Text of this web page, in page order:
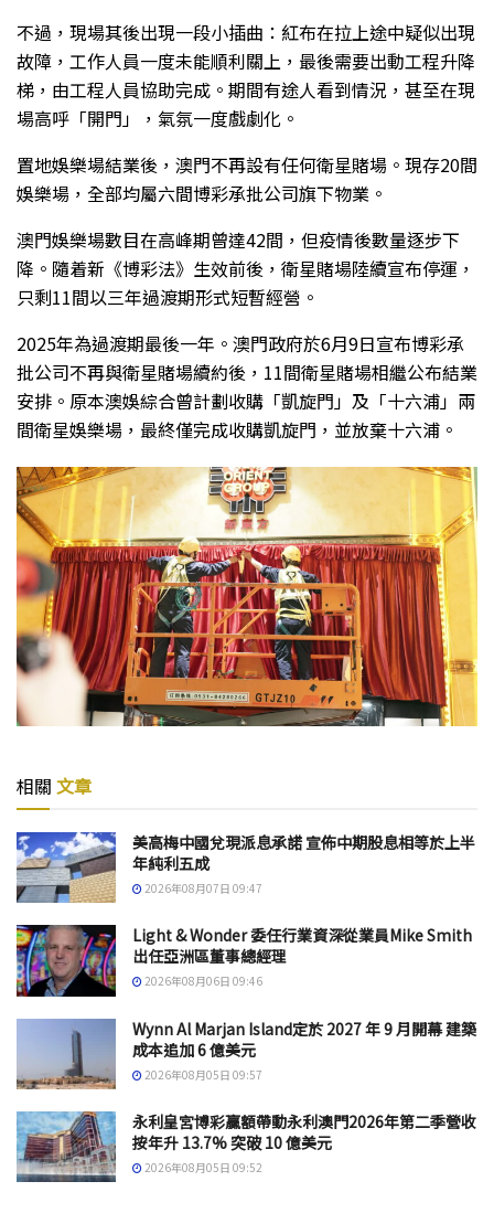
不過，現場其後出現一段小插曲：紅布在拉上途中疑似出現
故障，工作人員一度未能順利關上，最後需要出動工程升降
梯，由工程人員協助完成。期間有途人看到情況，甚至在現
場高呼「開門」，氣氛一度戲劇化。
置地娛樂場結業後，澳門不再設有任何衛星賭場。現存20間
娛樂場，全部均屬六間博彩承批公司旗下物業。
澳門娛樂場數目在高峰期曾達42間，但疫情後數量逐步下
降。隨着新《博彩法》生效前後，衛星賭場陸續宣布停運，
只剩11間以三年過渡期形式短暫經營。
2025年為過渡期最後一年。澳門政府於6月9日宣布博彩承
批公司不再與衛星賭場續約後，11間衛星賭場相繼公布結業
安排。原本澳娛綜合曾計劃收購「凱旋門」及「十六浦」兩
間衛星娛樂場，最終僅完成收購凱旋門，並放棄十六浦。
相關 文章
美高梅中國兌現派息承諾 宣佈中期股息相等於上半
年純利五成
2026年08月07日 09:47
Light & Wonder 委任行業資深從業員Mike Smith
出任亞洲區董事總經理
2026年08月06日 09:46
Wynn Al Marjan Island定於 2027 年 9 月開幕 建築
成本追加 6 億美元
2026年08月05日 09:57
永利皇宮博彩贏額帶動永利澳門2026年第二季營收
按年升 13.7% 突破 10 億美元
2026年08月05日 09:52